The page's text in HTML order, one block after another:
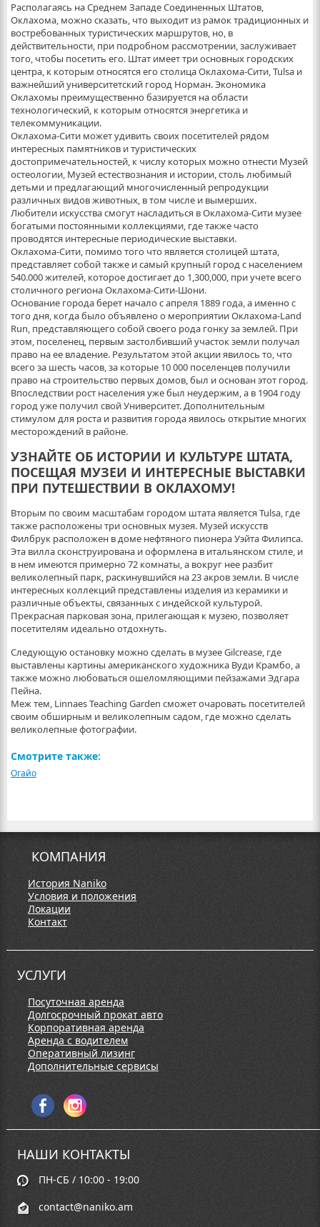
Располагаясь на Среднем Западе Соединенных Штатов,
Оклахома, можно сказать, что выходит из рамок традиционных и
востребованных туристических маршрутов, но, в
действительности, при подробном рассмотрении, заслуживает
того, чтобы посетить его. Штат имеет три основных городских
центра, к которым относятся его столица Оклахома-Сити, Tulsa и
важнейший университетский город Норман. Экономика
Оклахомы преимущественно базируется на области
технологический, к которым относятся энергетика и
телекоммуникации.
Оклахома-Сити может удивить своих посетителей рядом
интересных памятников и туристических
достопримечательностей, к числу которых можно отнести Музей
остеологии, Музей естествознания и истории, столь любимый
детьми и предлагающий многочисленный репродукции
различных видов животных, в том числе и вымерших.
Любители искусства смогут насладиться в Оклахома-Сити музее
богатыми постоянными коллекциями, где также часто
проводятся интересные периодические выставки.
Оклахома-Сити, помимо того что является столицей штата,
представляет собой также и самый крупный город с населением
540.000 жителей, которое достигает до 1,300,000, при учете всего
столичного региона Оклахома-Сити-Шони.
Основание города берет начало с апреля 1889 года, а именно с
того дня, когда было объявлено о мероприятии Оклахома-Land
Run, представляющего собой своего рода гонку за землей. При
этом, поселенец, первым застолбивший участок земли получал
право на ее владение. Результатом этой акции явилось то, что
всего за шесть часов, за которые 10 000 поселенцев получили
право на строительство первых домов, был и основан этот город.
Впоследствии рост населения уже был неудержим, а в 1904 году
город уже получил свой Университет. Дополнительным
стимулом для роста и развития города явилось открытие многих
месторождений в районе.
УЗНАЙТЕ ОБ ИСТОРИИ И КУЛЬТУРЕ ШТАТА,
ПОСЕЩАЯ МУЗЕИ И ИНТЕРЕСНЫЕ ВЫСТАВКИ
ПРИ ПУТЕШЕСТВИИ В ОКЛАХОМУ!
Вторым по своим масштабам городом штата является Tulsa, где
также расположены три основных музея. Музей искусств
Филбрук расположен в доме нефтяного пионера Уэйта Филипса.
Эта вилла сконструирована и оформлена в итальянском стиле, и
в нем имеются примерно 72 комнаты, а вокруг нее разбит
великолепный парк, раскинувшийся на 23 акров земли. В числе
интересных коллекций представлены изделия из керамики и
различные объекты, связанных с индейской культурой.
Прекрасная парковая зона, прилегающая к музею, позволяет
посетителям идеально отдохнуть.
Следующую остановку можно сделать в музее Gilcrease, где
выставлены картины американского художника Вуди Крамбо, а
также можно любоваться ошеломляющими пейзажами Эдгара
Пейна.
Меж тем, Linnaes Teaching Garden сможет очаровать посетителей
своим обширным и великолепным садом, где можно сделать
великолепные фотографии.
Смотрите также:
Огайо
КОМПАНИЯ
История Naniko
Условия и положения
Локации
Контакт
УСЛУГИ
Посуточная аренда
Долгосрочный прокат авто
Корпоративная аренда
Аренда с водителем
Оперативный лизинг
Дополнительные сервисы
НАШИ КОНТАКТЫ
ПН-СБ / 10:00 - 19:00
contact@naniko.am